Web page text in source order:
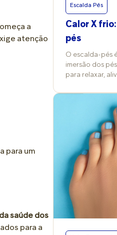
a
atenção
para um
saúde dos
para a
Escalda Pés
Calor X
pés
O escalda-pés
imersão dos
para relaxar,
temperatura da
costumam ser
efeitos e nos
professora de
que a prática
morna ou fria,
costuma trazer
circulação.
conforto
temperaturas
reduzir
Kelly Barreto
estética. “É um